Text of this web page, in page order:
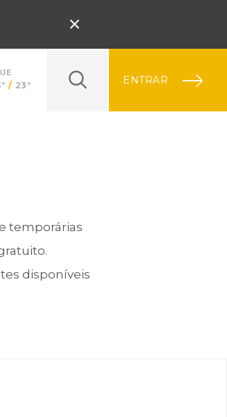

/ 23º
Pressione Enter
ENTRAR
temporárias
disponíveis